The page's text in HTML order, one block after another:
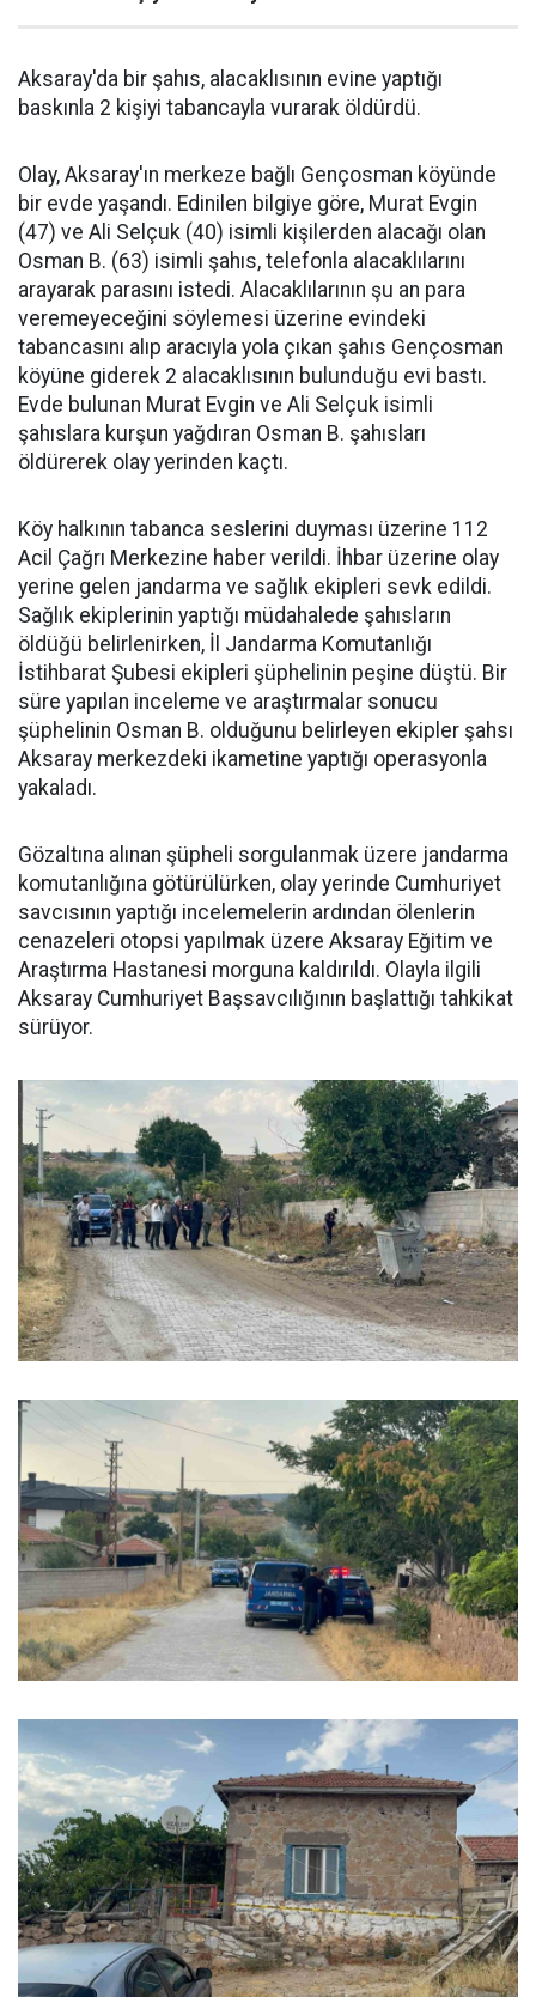
Aksaray'da bir şahıs, alacaklısının evine yaptığı
baskınla 2 kişiyi tabancayla vurarak öldürdü.
Olay, Aksaray'ın merkeze bağlı Gençosman köyünde
bir evde yaşandı. Edinilen bilgiye göre, Murat Evgin
(47) ve Ali Selçuk (40) isimli kişilerden alacağı olan
Osman B. (63) isimli şahıs, telefonla alacaklılarını
arayarak parasını istedi. Alacaklılarının şu an para
veremeyeceğini söylemesi üzerine evindeki
tabancasını alıp aracıyla yola çıkan şahıs Gençosman
köyüne giderek 2 alacaklısının bulunduğu evi bastı.
Evde bulunan Murat Evgin ve Ali Selçuk isimli
şahıslara kurşun yağdıran Osman B. şahısları
öldürerek olay yerinden kaçtı.
Köy halkının tabanca seslerini duyması üzerine 112
Acil Çağrı Merkezine haber verildi. İhbar üzerine olay
yerine gelen jandarma ve sağlık ekipleri sevk edildi.
Sağlık ekiplerinin yaptığı müdahalede şahısların
öldüğü belirlenirken, İl Jandarma Komutanlığı
İstihbarat Şubesi ekipleri şüphelinin peşine düştü. Bir
süre yapılan inceleme ve araştırmalar sonucu
şüphelinin Osman B. olduğunu belirleyen ekipler şahsı
Aksaray merkezdeki ikametine yaptığı operasyonla
yakaladı.
Gözaltına alınan şüpheli sorgulanmak üzere jandarma
komutanlığına götürülürken, olay yerinde Cumhuriyet
savcısının yaptığı incelemelerin ardından ölenlerin
cenazeleri otopsi yapılmak üzere Aksaray Eğitim ve
Araştırma Hastanesi morguna kaldırıldı. Olayla ilgili
Aksaray Cumhuriyet Başsavcılığının başlattığı tahkikat
sürüyor.